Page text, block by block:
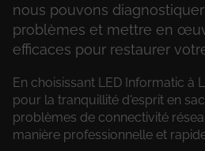
nous pouvons
problèmes et mettre en
efficaces pour restaurer
En choisissant LED Informatic à
pour la tranquillité d'esprit en
problèmes de connectivité
manière professionnelle et